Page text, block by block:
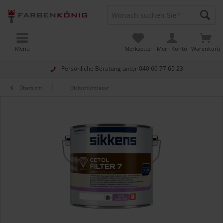
Persönliche Beratung unter 040 60 77 65 23
Warenkorb
Merkzettel Mein Konto
Menü
Übersicht Dickschichtlasur